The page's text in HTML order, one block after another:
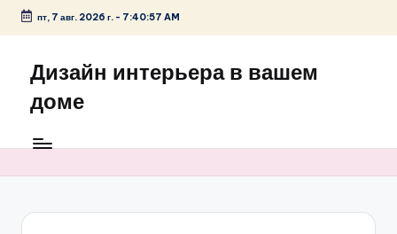
Перейти
содержимому
пт, 7 авг. 2026 г.- 7:40:57 AM
Дизайн интерьера в вашем
доме